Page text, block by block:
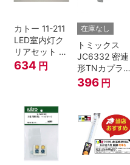
カトー 11-211
LED室内灯ク
リアセット N
ゲージ
634 円
在庫なし
トミックス
JC6332 密連
形TNカプラー
(SPグレー電
連付・211系)
396 円